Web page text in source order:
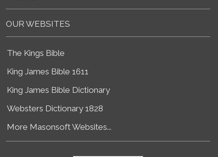
OUR WEBSITES
The Kings Bible
King James Bible 1611
King James Bible Dictionary
Websters Dictionary 1828
More Masonsoft Websites...